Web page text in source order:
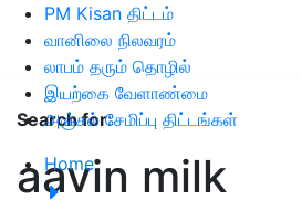
PM Kisan திட்டம்
வானிலை நிலவரம்
லாபம் தரும் தொழில்
இயற்கை வேளாண்மை
அஞ்சல் சேமிப்பு திட்டங்கள்
Home
Search for:
aavin milk